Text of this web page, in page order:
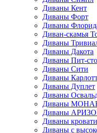
Диваны Кент
Диваны Форт
Диваны
Диван-скамья
Диваны
Диваны Дакота
Диваны Пит-
Диваны Сити
Диваны
Диваны Дуплет
Диваны
Диваны
Диваны
Диваны кровати
Диваны с